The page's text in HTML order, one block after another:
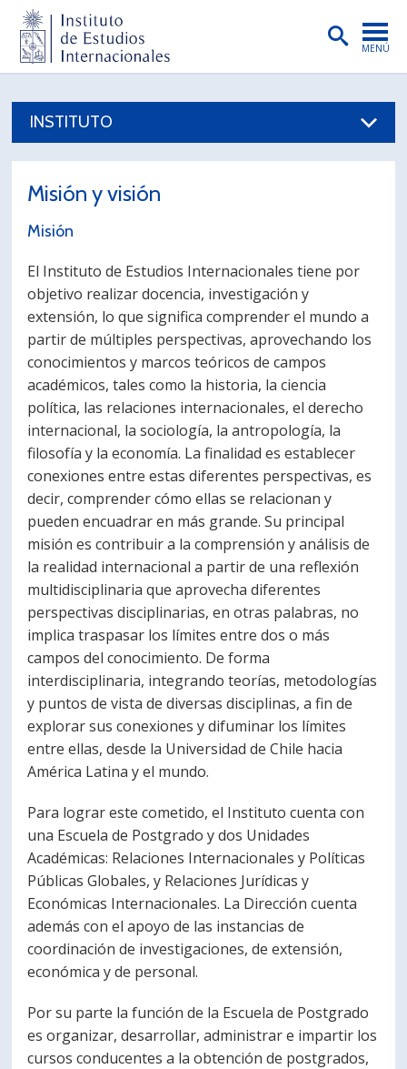
MENÚ
POSTGRADO
EXTENSIÓN
PUBLICACIONES
BIBLIOTECA
ENGLISH
PORTUGUÊS
Postulantes
Estudiantes
Académicos
Egresados
INSTITUTO
Misión y visión
Misión
El Instituto de Estudios Internacionales tiene por
objetivo realizar docencia, investigación y
extensión, lo que significa comprender el mundo a
partir de múltiples perspectivas, aprovechando los
conocimientos y marcos teóricos de campos
académicos, tales como la historia, la ciencia
política, las relaciones internacionales, el derecho
internacional, la sociología, la antropología, la
filosofía y la economía. La finalidad es establecer
conexiones entre estas diferentes perspectivas, es
decir, comprender cómo ellas se relacionan y
pueden encuadrar en más grande. Su principal
misión es contribuir a la comprensión y análisis de
la realidad internacional a partir de una reflexión
multidisciplinaria que aprovecha diferentes
perspectivas disciplinarias, en otras palabras, no
implica traspasar los límites entre dos o más
campos del conocimiento. De forma
interdisciplinaria, integrando teorías, metodologías
y puntos de vista de diversas disciplinas, a fin de
explorar sus conexiones y difuminar los límites
entre ellas, desde la Universidad de Chile hacia
América Latina y el mundo.
Para lograr este cometido, el Instituto cuenta con
una Escuela de Postgrado y dos Unidades
Académicas: Relaciones Internacionales y Políticas
Públicas Globales, y Relaciones Jurídicas y
Económicas Internacionales. La Dirección cuenta
además con el apoyo de las instancias de
coordinación de investigaciones, de extensión,
económica y de personal.
Por su parte la función de la Escuela de Postgrado
es organizar, desarrollar, administrar e impartir los
cursos conducentes a la obtención de postgrados,